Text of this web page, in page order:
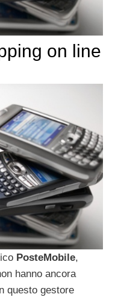
on line
PosteMobile,
hanno ancora
questo gestore